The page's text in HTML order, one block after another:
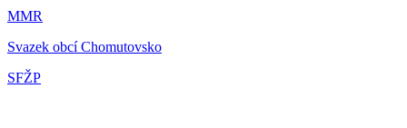
MMR
Svazek obcí Chomutovsko
SFŽP